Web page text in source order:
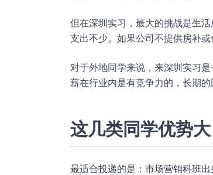
但在深圳实习，最大的挑战是生
支出不少。如果公司不提供房补
对于外地同学来说，来深圳实习
薪在行业内是有竞争力的，长期的
这几类同学优势
最适合投递的是：市场营销科班